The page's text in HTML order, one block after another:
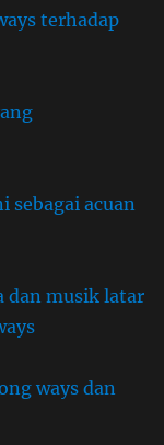
terhadap
sebagai acuan
dan musik latar
ways dan